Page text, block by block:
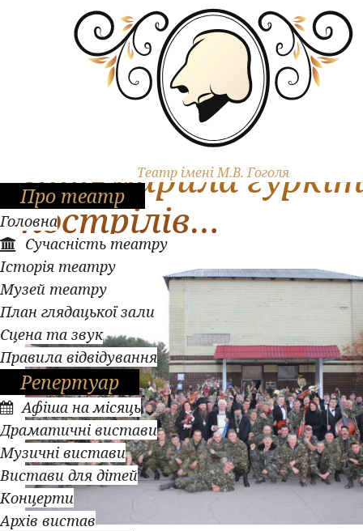
Театр імені М.В. Гоголя
Про театр
Головна
Сучасність театру
Історія театру
Музей театру
План глядацької зали
Сцена та звук
Правила відвідування
Репертуар
Афіша на місяць
Драматичні вистави
Музичні вистави
Вистави для дітей
Концерти
Архів вистав
ЗМІ про нас
Симфонічна
затьмарила
пострілів…